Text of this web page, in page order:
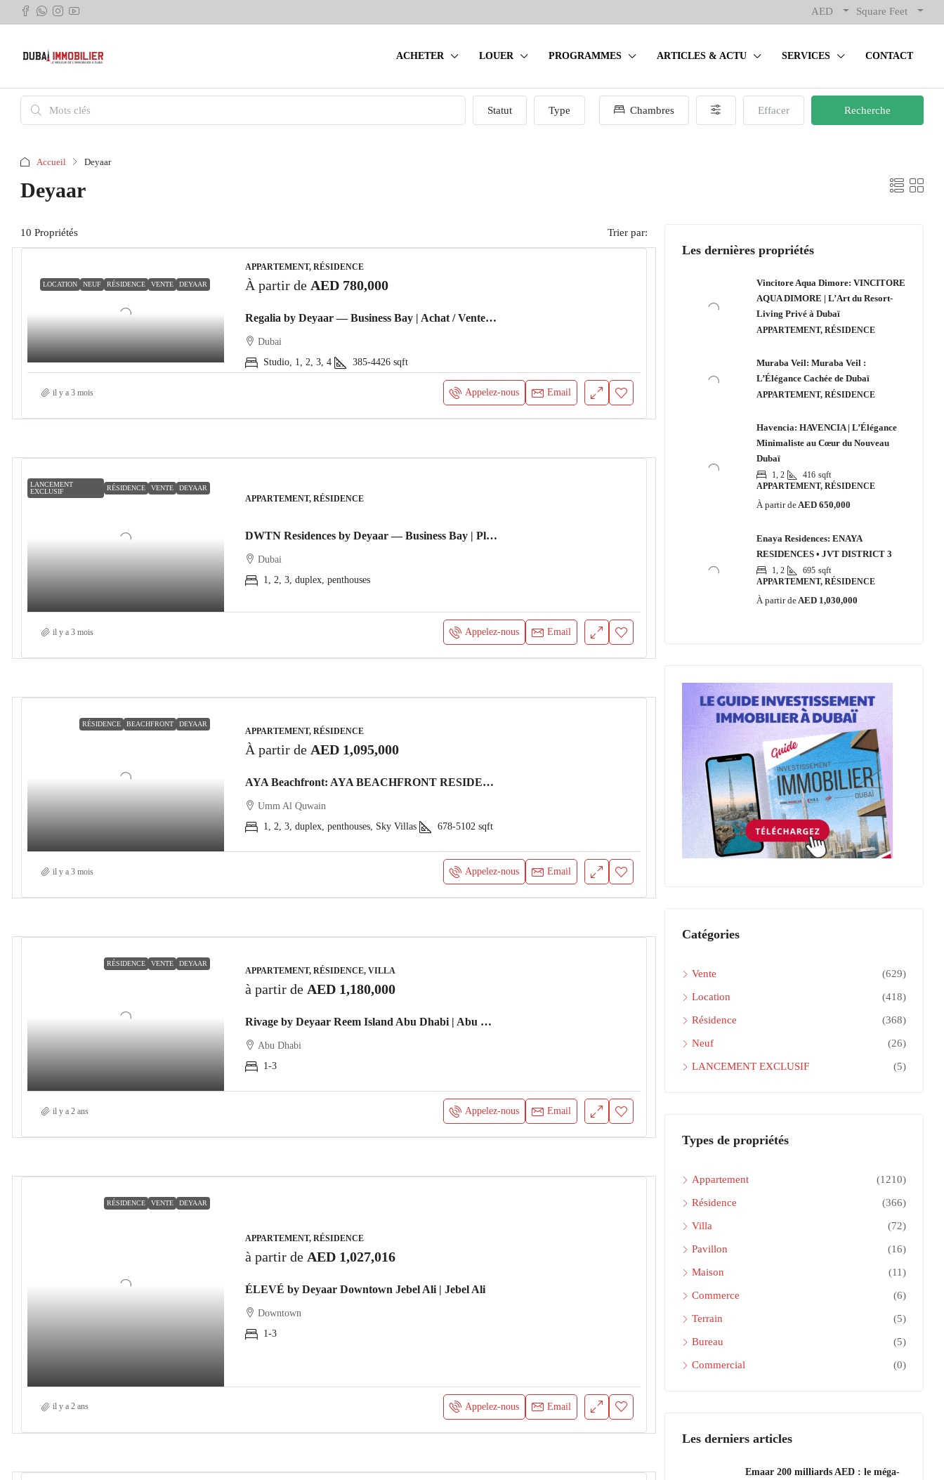
AED Square Feet
ACHETER LOUER PROGRAMMES ARTICLES & ACTU SERVICES CONTACT
Statut Type Chambres Effacer Recherche
Accueil Deyaar
Deyaar
10 Propriétés Trier par:
LOCATION NEUF RÉSIDENCE VENTE DEYAAR
APPARTEMENT, RÉSIDENCE
À partir de AED 780,000
Regalia by Deyaar — Business Bay | Achat / Vente, location et gestion 2026
Dubai
Studio, 1, 2, 3, 4
385-4426 sqft
il y a 3 mois Appelez-nous Email
LANCEMENT
EXCLUSIF
RÉSIDENCE VENTE DEYAAR
APPARTEMENT, RÉSIDENCE
DWTN Residences by Deyaar — Business Bay | Plan de paiement 2026
Dubai
1, 2, 3, duplex, penthouses
il y a 3 mois Appelez-nous Email
RÉSIDENCE BEACHFRONT DEYAAR
APPARTEMENT, RÉSIDENCE
À partir de AED 1,095,000
AYA Beachfront: AYA BEACHFRONT RESIDENCES – LUXE COTIER, INVESTISSEMENT EXCLUSIF
Umm Al Quwain
1, 2, 3, duplex, penthouses, Sky Villas
678-5102 sqft
il y a 3 mois Appelez-nous Email
RÉSIDENCE VENTE DEYAAR
APPARTEMENT, RÉSIDENCE, VILLA
à partir de AED 1,180,000
Rivage by Deyaar Reem Island Abu Dhabi | Abu Dhabi
Abu Dhabi
1-3
il y a 2 ans Appelez-nous Email
RÉSIDENCE VENTE DEYAAR
APPARTEMENT, RÉSIDENCE
à partir de AED 1,027,016
ÉLEVÉ by Deyaar Downtown Jebel Ali | Jebel Ali
Downtown
1-3
il y a 2 ans Appelez-nous Email
Les dernières propriétés
Vincitore Aqua Dimore: VINCITORE
AQUA DIMORE | L’Art du Resort-
Living Privé à Dubaï
APPARTEMENT, RÉSIDENCE
Muraba Veil: Muraba Veil :
L’Élégance Cachée de Dubaï
APPARTEMENT, RÉSIDENCE
Havencia: HAVENCIA | L’Élégance
Minimaliste au Cœur du Nouveau
Dubaï
1, 2 416 sqft
APPARTEMENT, RÉSIDENCE
À partir deAED 650,000
Enaya Residences: ENAYA
RESIDENCES • JVT DISTRICT 3
1, 2 695 sqft
APPARTEMENT, RÉSIDENCE
À partir deAED 1,030,000
Catégories
Vente (629)
Location (418)
Résidence (368)
Neuf (26)
LANCEMENT EXCLUSIF (5)
Types de propriétés
Appartement (1210)
Résidence (366)
Villa (72)
Pavillon (16)
Maison (11)
Commerce (6)
Terrain (5)
Bureau (5)
Commercial (0)
Les derniers articles
Emaar 200 milliards AED : le méga-